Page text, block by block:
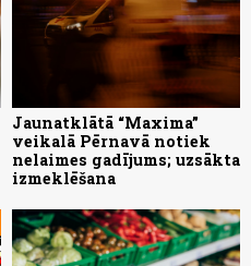
Jaunatklātā “Maxima”
veikalā Pērnavā notiek
nelaimes gadījums; uzsākta
izmeklēšana